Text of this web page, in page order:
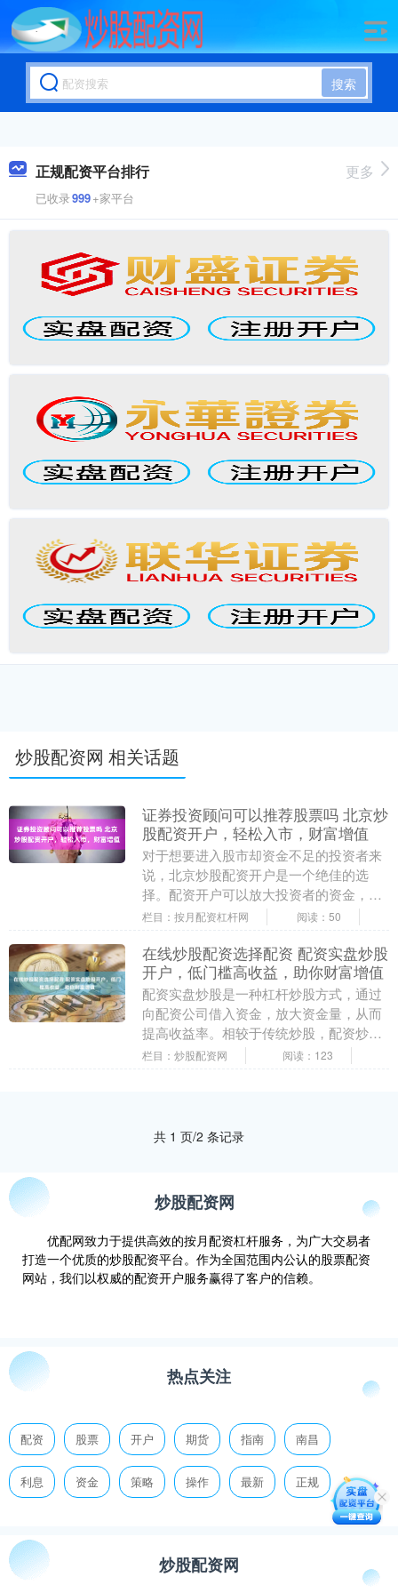
搜索
正规配资平台排行
已收录999+家平台
更多
炒股配资网 相关话题
证券投资顾问可以推荐股票吗 北京炒
股配资开户，轻松入市，财富增值
对于想要进入股市却资金不足的投资者来
说，北京炒股配资开户是一个绝佳的选
择。配资开户可以放大投资者的资金，让
他们以更高的杠杆率进行交易，从而获得
栏目：按月配资杠杆网 阅读：50
在线炒股配资选择配资 配资实盘炒股
开户，低门槛高收益，助你财富增值
配资实盘炒股是一种杠杆炒股方式，通过
向配资公司借入资金，放大资金量，从而
提高收益率。相较于传统炒股，配资炒股
具有低门槛、高收益的优势。 哈尔滨股票
栏目：炒股配资网 阅读：123
共 1 页/2 条记录
炒股配资网
优配网致力于提供高效的按月配资杠杆服务，为广大交易者
打造一个优质的炒股配资平台。作为全国范围内公认的股票配资
网站，我们以权威的配资开户服务赢得了客户的信赖。
热点关注
配资 股票 开户 期货 指南 南昌
利息 资金 策略 操作 最新 正规
炒股配资网